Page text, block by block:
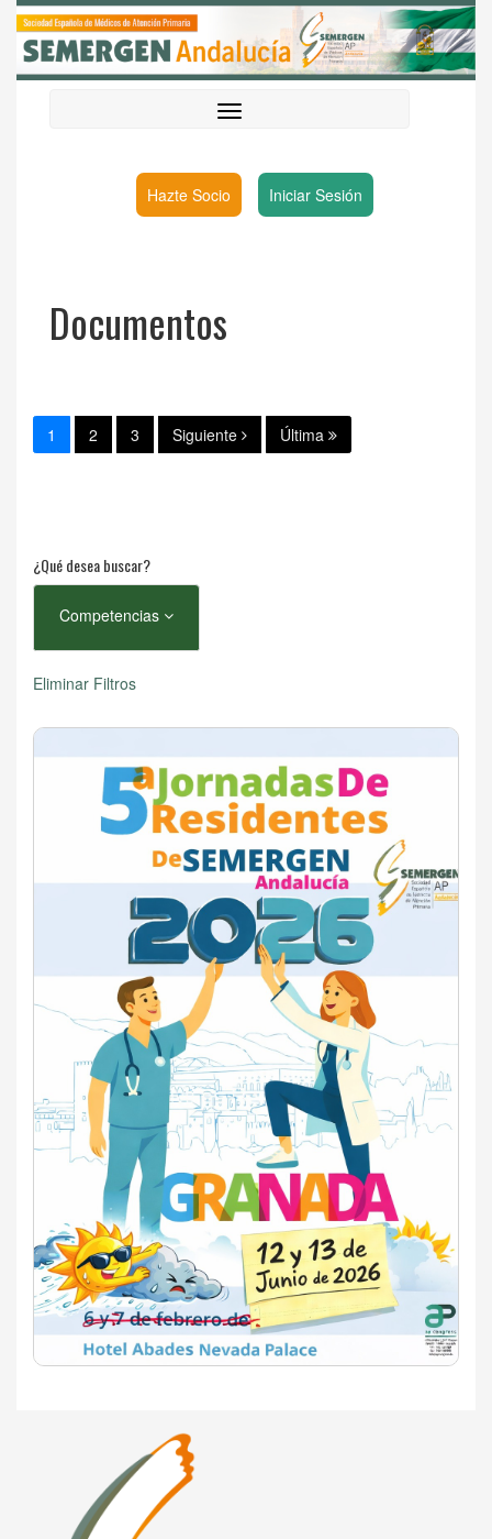
Hazte Socio Iniciar Sesión
Documentos
1 2 3 Siguiente Última
¿Qué desea buscar?
Competencias
Eliminar Filtros